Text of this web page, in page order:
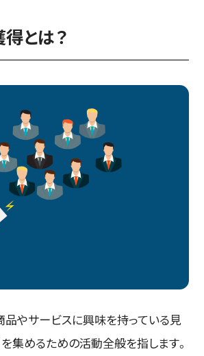
得とは？
品やサービスに興味を持っている見
を集めるための活動全般を指します。